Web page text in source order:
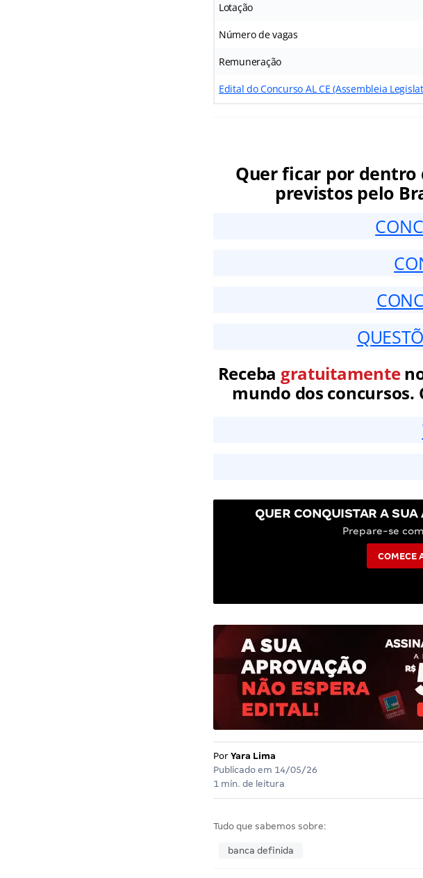
Lotação
Número de vagas
Remuneração
Edital do Concurso AL CE (Assembleia
Quer ficar por dentro
previstos pelo
Receba gratuitamente
mundo dos concursos.
QUER CONQUISTAR A
Prepare-se
COMECE
Por Yara Lima
Publicado em 14/05/26
1 min. de leitura
Tudo que sabemos sobre:
banca definida